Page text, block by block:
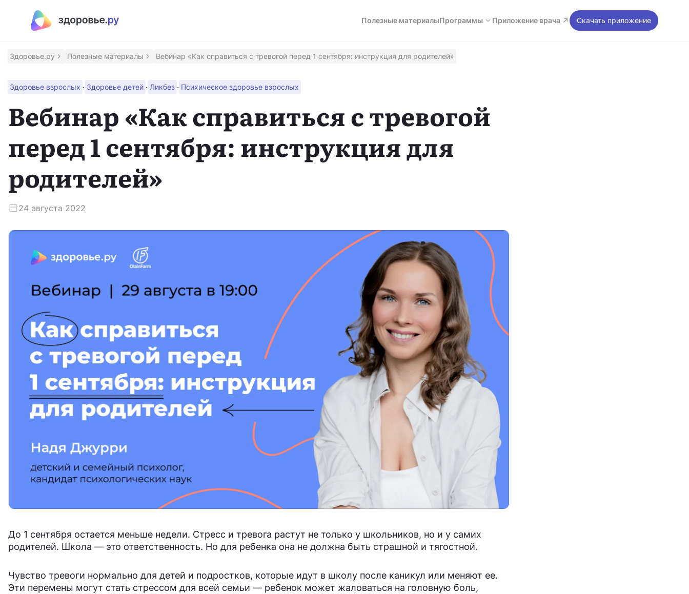
Полезные материалыПрограммы Приложение врача Скачать приложение
Здоровье.ру Полезные материалы Вебинар «Как справиться с тревогой перед 1 сентября: инструкция для родителей»
Здоровье взрослых · Здоровье детей · Ликбез · Психическое здоровье взрослых
Вебинар «Как справиться с тревогой
перед 1 сентября: инструкция для
родителей»
24 августа 2022
До 1 сентября остается меньше недели. Стресс и тревога растут не только у школьников, но и у самих
родителей. Школа — это ответственность. Но для ребенка она не должна быть страшной и тягостной.
Чувство тревоги нормально для детей и подростков, которые идут в школу после каникул или меняют ее.
Эти перемены могут стать стрессом для всей семьи — ребенок может жаловаться на головную боль,
Полезные материалы
Программы
Восстановление после инсульта
Контроль над псориазом
Помощник для контроля заболевания
Программа для людей с ВМД и ДМО
Приложение врача
Скачать приложение